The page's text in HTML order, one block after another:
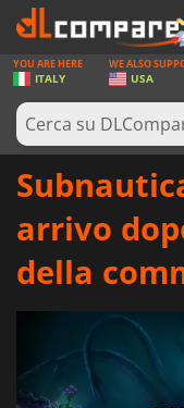
GIOCHI
PREPAGATE
SOFTWARE
ACCEDI O REGISTRATI
YOU ARE HERE
ITALY
WE ALSO
USA
arrivo
della